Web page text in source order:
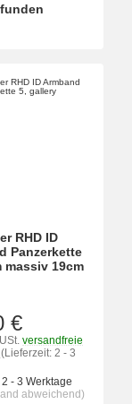
RHD ID
Panzerkette
massiv 19cm
€
versandfreie
(Lieferzeit: 2 - 3
2 - 3 Werktage
abweichend)